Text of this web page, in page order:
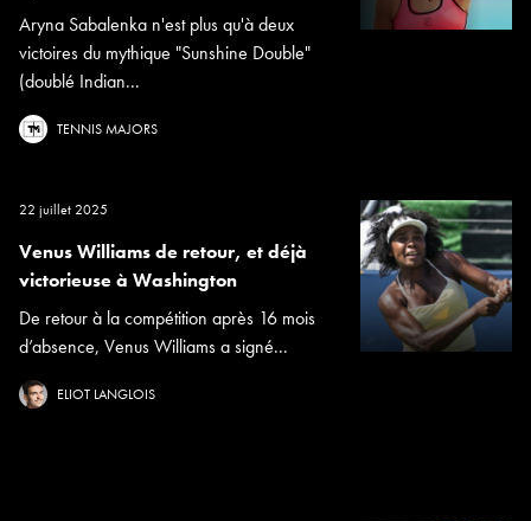
Aryna Sabalenka n'est plus qu'à deux
victoires du mythique "Sunshine Double"
(doublé Indian...
TENNIS MAJORS
22 juillet 2025
Venus Williams de retour, et déjà
victorieuse à Washington
De retour à la compétition après 16 mois
d’absence, Venus Williams a signé...
ELIOT LANGLOIS